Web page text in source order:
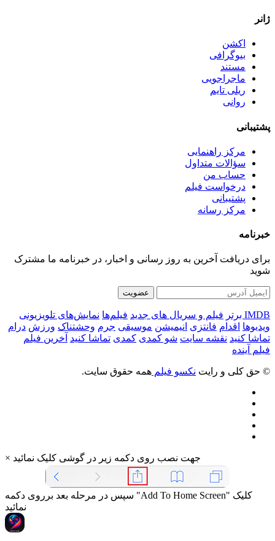
ژانر
اکشن
بیوگرافی
مستند
ماجراجویی
ریلی تایم
روانی
پشتیبانی
مرکز راهنمایی
سؤالات متداول
حساب من
درخواست فیلم
پشتیبانی
مرکز رسانه
خبرنامه
برای دریافت آخرین به روز رسانی و اخبار، در خبرنامه ما مشترک
شوید
عضویت
IMDB برتر فیلم و سریال های جدید فیلم‌ها نمایش‌های تلویزیونی
ویدیوها اقدام فانتزی انیمیشن موسیقی جرم وحشتناک ورزش درام
تماشا کنید نقشه سایت شو کمدی کمدی تماشا کنید آخرین فیلم
فیلم آینده
© حق کلی و رایت نکسو فیلم همه حقوق سایت.
× جهت نصب روی دکمه زیر در گوشی کلیک نمائید
سپس در مرحله بعد برروی دکمه "Add To Home Screen" کلیک
نمائید